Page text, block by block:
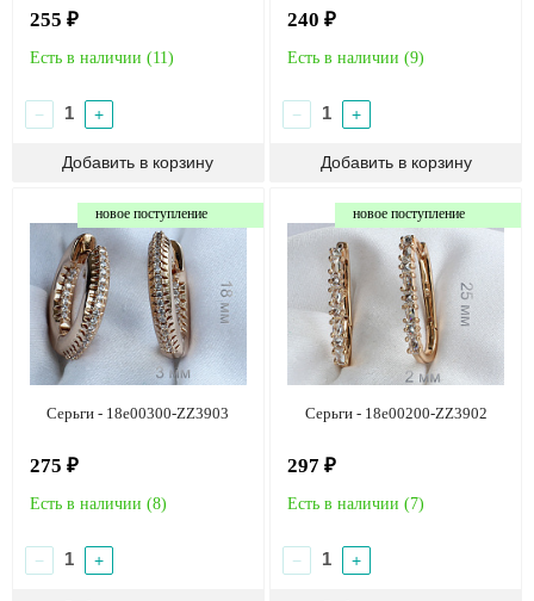
255 ₽
Есть в наличии (11 )
− +
240 ₽
Есть в наличии (9)
− +
новое поступление
Серьги - 18e00300-ZZ3903
275 ₽
Есть в наличии (8)
− +
новое поступление
Серьги - 18e00200-ZZ3902
297 ₽
Есть в наличии (7)
− +